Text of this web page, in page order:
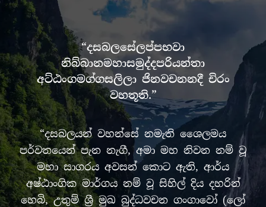
“දසබලසේලප්පභවා
නිබ්බානමහාසමුද්දපරියන්තා
අට්ඨංගමග්ගසලිලා ජිනවචනනදී චිරං
වහතූති.”
“දසබලයන් වහන්සේ නමැති ශෛලමය
පර්වතයෙන් පැන නැගී, අමා මහ නිවන නම් වූ
මහා සාගරය අවසන් කොට ඇති, ආර්ය
අෂ්ඨාංගික මාර්ගය නම් වූ සිහිල් දිය දහරින්
හෙබි, උතුම් ශ්‍රී මුඛ බුද්ධවචන ගංගාවෝ (ලෝ